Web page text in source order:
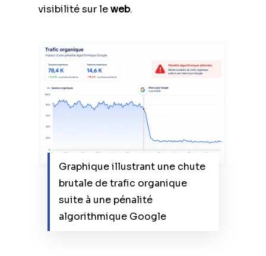
visibilité sur leweb.
Graphique illustrant une chute
brutale de trafic organique
suite à une pénalité
algorithmique Google